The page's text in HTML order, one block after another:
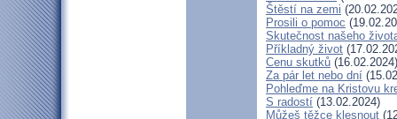
Štěstí na zemi
Prosili o pomoc
Skutečnost našeho
Příkladný život
Cenu skutků (16.02.2024)
Za pár let nebo dní
Pohleďme na Kristovu
S radostí (13.02.2024)
Můžeš těžce klesnout